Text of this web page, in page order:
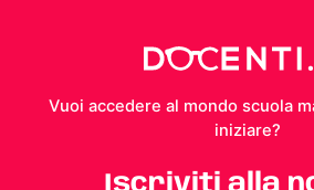
Vuoi accedere al mondo scuola
iniziare?
Iscriviti alla